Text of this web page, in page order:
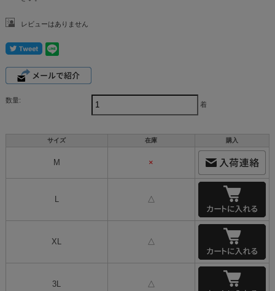
レビューはありません
数量:
着
サイズ 在庫 購入
M ×
△
XL △
3L △